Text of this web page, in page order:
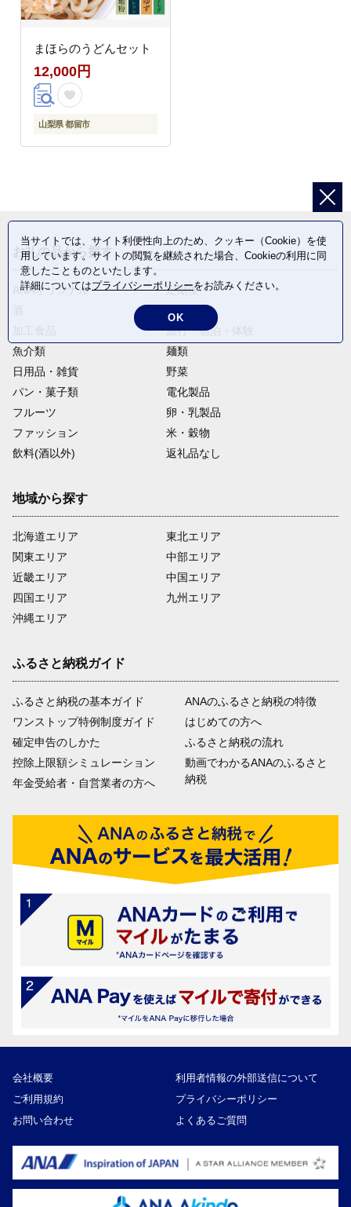
まほらのうどんセット
12,000円
山梨県 都留市
お礼の品から探す
ANAオリジナル
定期便
旅行・宿泊・体験
魚介類
麺類
日用品・雑貨
野菜
パン・菓子類
電化製品
フルーツ
卵・乳製品
ファッション
米・穀物
飲料(酒以外)
返礼品なし
地域から探す
北海道エリア
関東エリア
近畿エリア
四国エリア
沖縄エリア
東北エリア
中部エリア
中国エリア
九州エリア
ふるさと納税ガイド
ふるさと納税の基本ガイド
ワンストップ特例制度ガイド
確定申告のしかた
控除上限額シミュレーション
年金受給者・自営業者の方へ
ANAのふるさと納税の特徴
はじめての方へ
ふるさと納税の流れ
動画でわかるANAのふるさと
納税
会社概要
利用者情報の外部送信について
ご利用規約
プライバシーポリシー
お問い合わせ
よくあるご質問
当サイトでは、サイト利便性向上のため、クッキー（Cookie）を使
用しています。サイトの閲覧を継続された場合、Cookieの利用に同
意したことものといたします。
詳細についてはプライバシーポリシーをお読みください。
OK